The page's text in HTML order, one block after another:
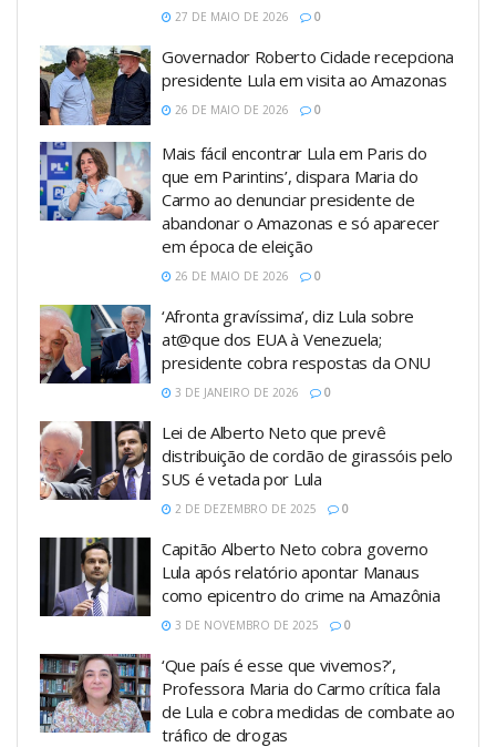
27 DE MAIO DE 2026 0
Governador Roberto Cidade recepciona
presidente Lula em visita ao Amazonas
26 DE MAIO DE 2026 0
Mais fácil encontrar Lula em Paris do
que em Parintins’, dispara Maria do
Carmo ao denunciar presidente de
abandonar o Amazonas e só aparecer
em época de eleição
26 DE MAIO DE 2026 0
‘Afronta gravíssima’, diz Lula sobre
at@que dos EUA à Venezuela;
presidente cobra respostas da ONU
3 DE JANEIRO DE 2026 0
Lei de Alberto Neto que prevê
distribuição de cordão de girassóis pelo
SUS é vetada por Lula
2 DE DEZEMBRO DE 2025 0
Capitão Alberto Neto cobra governo
Lula após relatório apontar Manaus
como epicentro do crime na Amazônia
3 DE NOVEMBRO DE 2025 0
‘Que país é esse que vivemos?’,
Professora Maria do Carmo crítica fala
de Lula e cobra medidas de combate ao
tráfico de drogas